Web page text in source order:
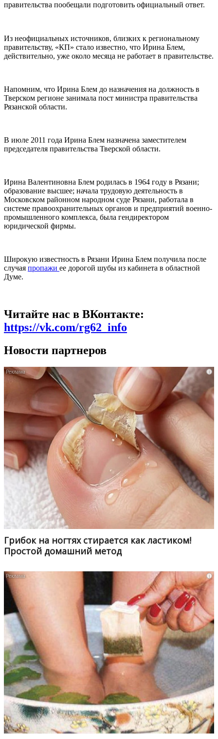
правительства пообещали подготовить официальный ответ.
Из неофициальных источников, близких к региональному
правительству, «КП» стало известно, что Ирина Блем,
действительно, уже около месяца не работает в правительстве.
Напомним, что Ирина Блем до назначения на должность в
Тверском регионе занимала пост министра правительства
Рязанской области.
В июле 2011 года Ирина Блем назначена заместителем
председателя правительства Тверской области.
Ирина Валентиновна Блем родилась в 1964 году в Рязани;
образование высшее; начала трудовую деятельность в
Московском районном народном суде Рязани, работала в
системе правоохранительных органов и предприятий военно-
промышленного комплекса, была гендиректором
юридической фирмы.
Широкую известность в Рязани Ирина Блем получила после
случая пропажи ее дорогой шубы из кабинета в областной
Думе.
Читайте нас в ВКонтакте:
https://vk.com/rg62_info
Новости партнеров
i
Грибок на ногтях стирается как ластиком!
Простой домашний метод
i